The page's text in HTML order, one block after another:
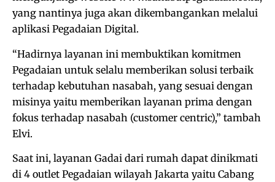
yang nantinya juga akan dikembangankan melalui
aplikasi Pegadaian Digital.
“Hadirnya layanan ini membuktikan komitmen
Pegadaian untuk selalu memberikan solusi terbaik
terhadap kebutuhan nasabah, yang sesuai dengan
misinya yaitu memberikan layanan prima dengan
fokus terhadap nasabah (customer centric),” tambah
Elvi.
Saat ini, layanan Gadai dari rumah dapat dinikmati
di 4 outlet Pegadaian wilayah Jakarta yaitu Cabang